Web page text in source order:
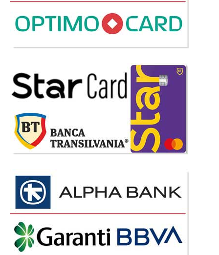
662 Lei
530 Lei
Stoc Epuizat - Indisponibil
Adauga la Favorite